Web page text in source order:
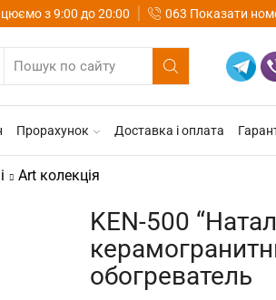
з 9:00 до 20:00 063 Показати
Прорахунок Доставка і оплата
Art колекція
KEN-500
обогреватель